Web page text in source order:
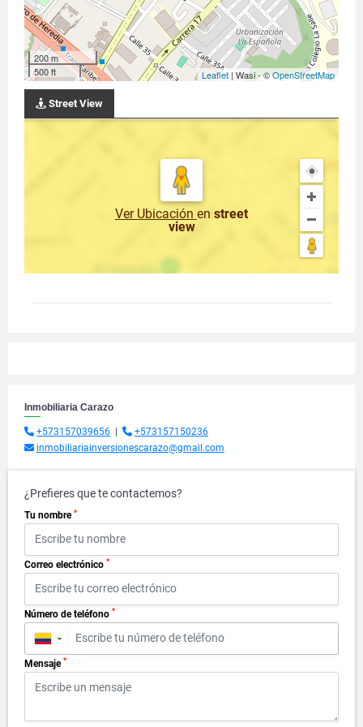
200 m
500 ft
Leaflet | Wasi - ©OpenStreetMap
Street View
Ver Ubicación en street
view
Inmobiliaria Carazo
+573157039656
+573157150236
inmobiliariainversionescarazo@gmail.com
¿Prefieres que te contactemos?
Tu nombre *
Correo electrónico *
Número de teléfono *
▼
Mensaje *